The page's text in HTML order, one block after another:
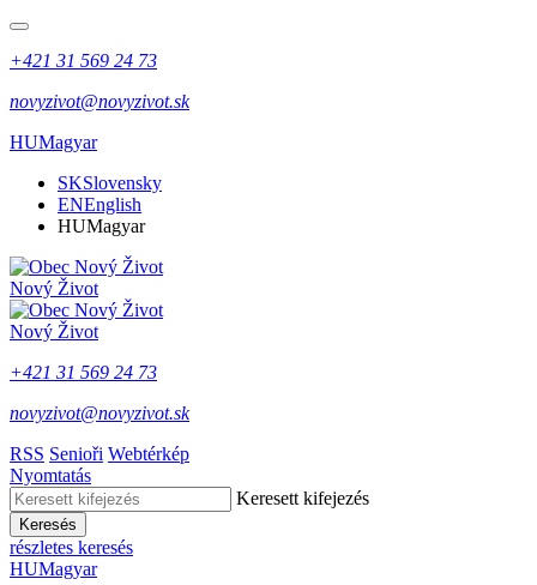
+421 31 569 24 73
novyzivot@novyzivot.sk
HUMagyar
SKSlovensky
ENEnglish
HUMagyar
Nový Život
Nový Život
+421 31 569 24 73
novyzivot@novyzivot.sk
RSS Senioři Webtérkép
Nyomtatás
Keresett kifejezés
Keresés
részletes keresés
HUMagyar